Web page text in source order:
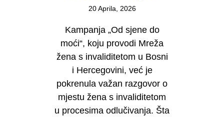
20 Aprila, 2026
Kampanja „Od sjene do
moći“, koju provodi Mreža
žena s invaliditetom u Bosni
i Hercegovini, već je
pokrenula važan razgovor o
mjestu žena s invaliditetom
u procesima odlučivanja. Šta